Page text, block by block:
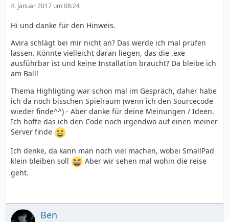
4. Januar 2017 um 08:24
Hi und danke für den Hinweis.
Avira schlägt bei mir nicht an? Das werde ich mal prüfen
lassen. Könnte vielleicht daran liegen, das die .exe
ausführbar ist und keine Installation braucht? Da bleibe ich
am Ball!
Thema Highligting war schon mal im Gespräch, daher habe
ich da noch bisschen Spielraum (wenn ich den Sourcecode
wieder finde^^) - Aber danke für deine Meinungen / Ideen.
Ich hoffe das ich den Code noch irgendwo auf einen meiner
Server finde
Ich denke, da kann man noch viel machen, wobei SmallPad
klein bleiben soll
Aber wir sehen mal wohin die reise
geht.
Ben